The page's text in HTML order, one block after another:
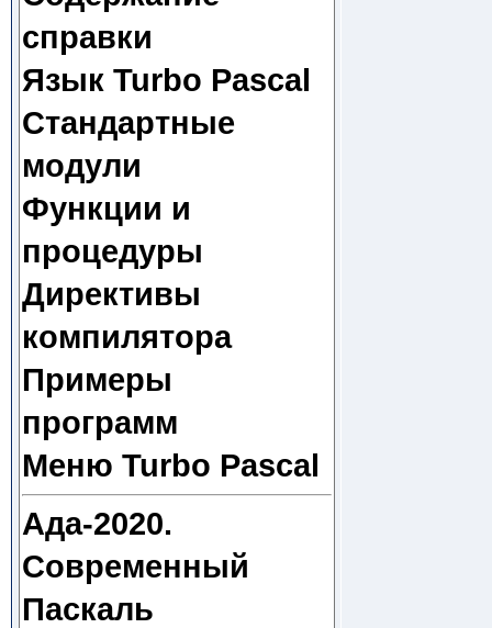
справки
Язык Turbo Pascal
Стандартные
модули
Функции и
процедуры
Директивы
компилятора
Примеры
программ
Меню Turbo Pascal
Ада-2020.
Современный
Паскаль